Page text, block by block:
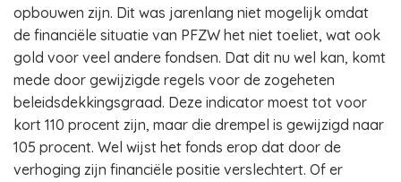
opbouwen zijn. Dit was jarenlang niet mogelijk omdat
de financiële situatie van PFZW het niet toeliet, wat ook
gold voor veel andere fondsen. Dat dit nu wel kan, komt
mede door gewijzigde regels voor de zogeheten
beleidsdekkingsgraad. Deze indicator moest tot voor
kort 110 procent zijn, maar die drempel is gewijzigd naar
105 procent. Wel wijst het fonds erop dat door de
verhoging zijn financiële positie verslechtert. Of er